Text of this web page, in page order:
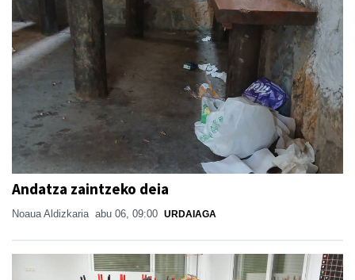
Andatza zaintzeko deia
Noaua Aldizkaria abu 06, 09:00 URDAIAGA